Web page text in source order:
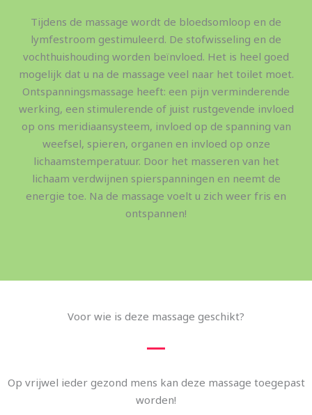
Tijdens de massage wordt de bloedsomloop en de
lymfestroom gestimuleerd. De stofwisseling en de
vochthuishouding worden beïnvloed. Het is heel goed
mogelijk dat u na de massage veel naar het toilet moet.
Ontspanningsmassage heeft: een pijn verminderende
werking, een stimulerende of juist rustgevende invloed
op ons meridiaansysteem, invloed op de spanning van
weefsel, spieren, organen en invloed op onze
lichaamstemperatuur. Door het masseren van het
lichaam verdwijnen spierspanningen en neemt de
energie toe. Na de massage voelt u zich weer fris en
ontspannen!
Voor wie is deze massage geschikt?
Op vrijwel ieder gezond mens kan deze massage toegepast
worden!